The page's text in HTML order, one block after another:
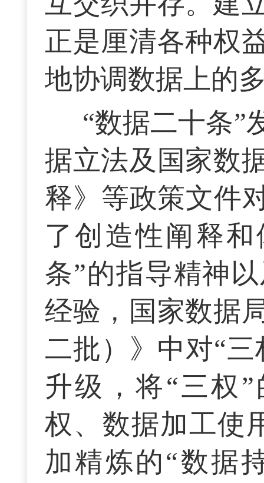
正是厘清各种权
地协调数据上的
“数据二十条”
据立法及国家数
释》等政策文件
了创造性阐释
条”的指导精神
经验，国家数据
二批）》中对“
升级，将“三权
权、数据加工使
加精炼的“数据